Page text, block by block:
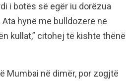
i botës së egër iu dorëzua
hynë me bulldozerë në
kullat,” citohej të kishte thënë
Mumbai në dimër, por zogjtë